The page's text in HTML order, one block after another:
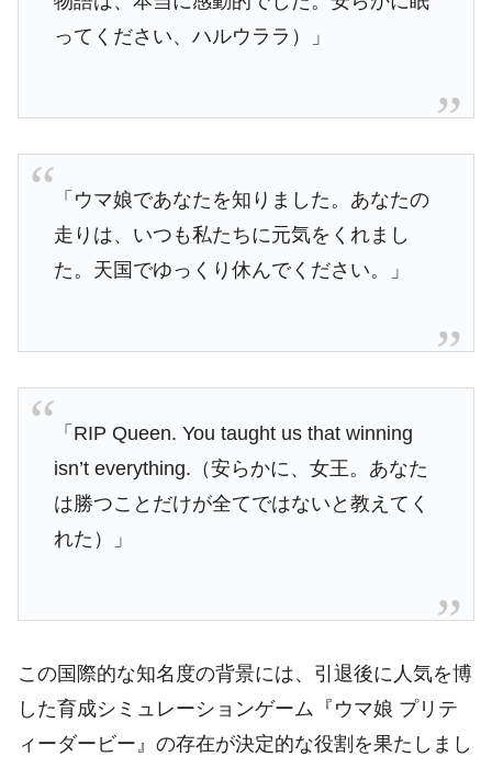
ってください、ハルウララ）」
「ウマ娘であなたを知りました。あなたの
走りは、いつも私たちに元気をくれまし
た。天国でゆっくり休んでください。」
「RIP Queen. You taught us that winning
isn’t everything.（安らかに、女王。あなた
は勝つことだけが全てではないと教えてく
れた）」
この国際的な知名度の背景には、引退後に人気を博
した育成シミュレーションゲーム『ウマ娘 プリテ
ィーダービー』の存在が決定的な役割を果たしまし